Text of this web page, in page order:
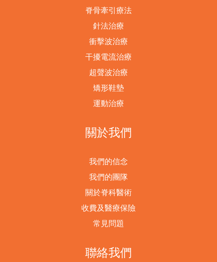
脊骨牽引療法
針法治療
衝擊波治療
干擾電流治療
超聲波治療
矯形鞋墊
運動治療
關於我們
我們的信念
我們的團隊
關於脊科醫術
收費及醫療保險
常見問題
聯絡我們